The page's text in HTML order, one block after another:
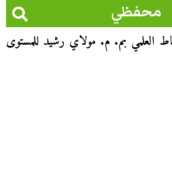
محفظي
العلمي بم. م. مولاي رشيد للمستوى